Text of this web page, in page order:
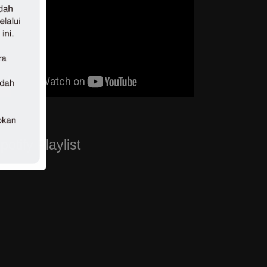
Playlist